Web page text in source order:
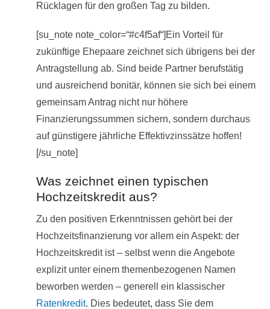
Rücklagen für den großen Tag zu bilden.
[su_note note_color=“#c4f5af“]Ein Vorteil für
zukünftige Ehepaare zeichnet sich übrigens bei der
Antragstellung ab. Sind beide Partner berufstätig
und ausreichend bonitär, können sie sich bei einem
gemeinsam Antrag nicht nur höhere
Finanzierungssummen sichern, sondern durchaus
auf günstigere jährliche Effektivzinssätze hoffen!
[/su_note]
Was zeichnet einen typischen
Hochzeitskredit aus?
Zu den positiven Erkenntnissen gehört bei der
Hochzeitsfinanzierung vor allem ein Aspekt: der
Hochzeitskredit ist – selbst wenn die Angebote
explizit unter einem themenbezogenen Namen
beworben werden – generell ein klassischer
Ratenkredit. Dies bedeutet, dass Sie dem